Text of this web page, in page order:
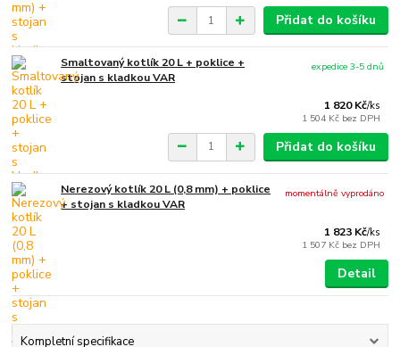
Přidat do košíku
Smaltovaný kotlík 20 L + poklice +
stojan s kladkou VAR
1 820 Kč/ks
1 504 Kč bez DPH
expedice 3-5 dnů
Přidat do košíku
Nerezový kotlík 20 L (0,8 mm) + poklice
+ stojan s kladkou VAR
1 823 Kč/ks
1 507 Kč bez DPH
momentálně vyprodáno
Detail
Kompletní specifikace